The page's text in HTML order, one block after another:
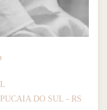
DO SUL - RS